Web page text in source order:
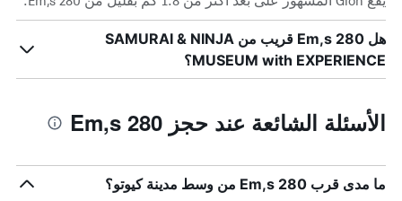
هل Em,s 280 قريب من SAMURAI & NINJA
MUSEUM with EXPERIENCE؟
الأسئلة الشائعة عند حجز Em,s 280
ما مدى قرب Em,s 280 من وسط مدينة كيوتو؟